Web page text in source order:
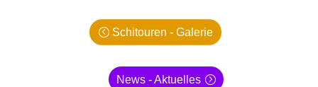
Schitouren - Galerie
News - Aktuelles